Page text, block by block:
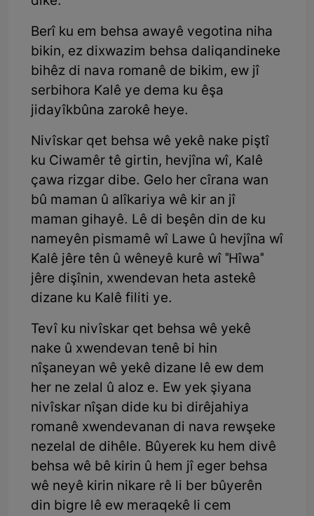
Berî ku em behsa awayê vegotina niha
bikin, ez dixwazim behsa daliqandineke
bihêz di nava romanê de bikim, ew jî
serbihora Kalê ye dema ku êşa
jidayîkbûna zarokê heye.
Nivîskar qet behsa wê yekê nake piştî
ku Ciwamêr tê girtin, hevjîna wî, Kalê
çawa rizgar dibe. Gelo her cîrana wan
bû maman û alîkariya wê kir an jî
maman gihayê. Lê di beşên din de ku
nameyên pismamê wî Lawe û hevjîna wî
Kalê jêre tên û wêneyê kurê wî "Hîwa"
jêre dişînin, xwendevan heta astekê
dizane ku Kalê filiti ye.
Tevî ku nivîskar qet behsa wê yekê
nake û xwendevan tenê bi hin
nîşaneyan wê yekê dizane lê ew dem
her ne zelal û aloz e. Ew yek şiyana
nivîskar nîşan dide ku bi dirêjahiya
romanê xwendevanan di nava rewşeke
nezelal de dihêle. Bûyerek ku hem divê
behsa wê bê kirin û hem jî eger behsa
wê neyê kirin nikare rê li ber bûyerên
din bigre lê ew meraqekê li cem